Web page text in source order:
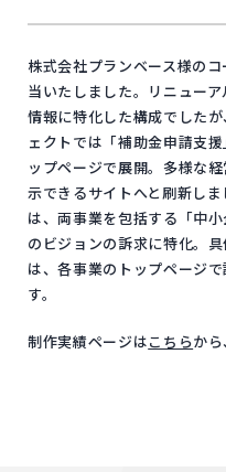
株式会社プランベース様の
当いたしました。リニュー
情報に特化した構成でした
ェクトでは「補助金申請支
ップページで展開。多様な
示できるサイトへと刷新し
は、両事業を包括する「中
のビジョンの訴求に特化。
は、各事業のトップページ
す。
制作実績ページはこちらか